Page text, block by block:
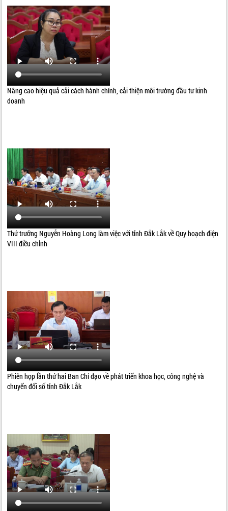
Nâng cao hiệu quả cải cách hành chính, cải thiện môi trường đầu tư kinh
doanh
Thứ trưởng Nguyễn Hoàng Long làm việc với tỉnh Đắk Lắk về Quy hoạch điện
VIII điều chỉnh
Phiên họp lần thứ hai Ban Chỉ đạo về phát triển khoa học, công nghệ và
chuyển đổi số tỉnh Đắk Lắk